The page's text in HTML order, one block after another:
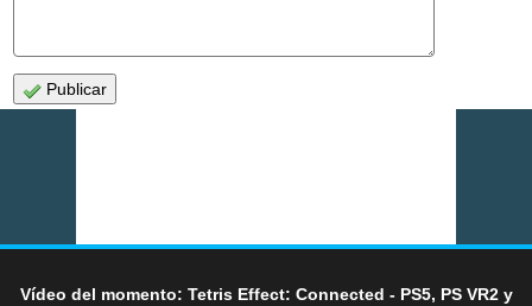
Publicar
Vídeo del momento: Tetris Effect: Connected - PS5, PS VR2 y